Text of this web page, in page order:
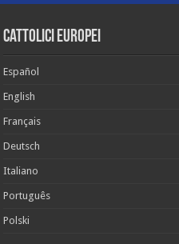
cattolici europei
Español
English
Français
Deutsch
Italiano
Português
Polski